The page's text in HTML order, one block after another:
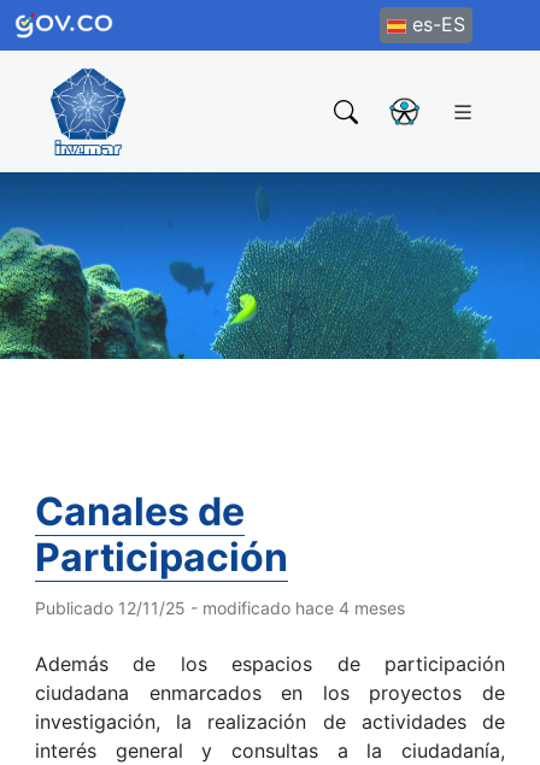
es-ES
Canales de
Participación
Publicado 12/11/25 - modificado hace 4 meses
Además de los espacios de participación
ciudadana enmarcados en los proyectos de
investigación, la realización de actividades de
interés general y consultas a la ciudadanía,